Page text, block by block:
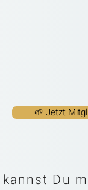
🌱 Jetzt
Du